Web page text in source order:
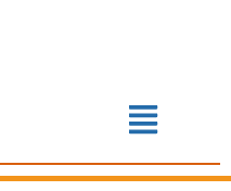
Menu
VOUS